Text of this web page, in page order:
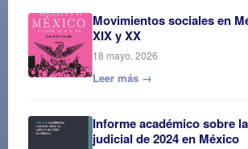
Movimientos sociales en
XIX y XX
18 mayo, 2026
Leer más →
Informe académico sobre
judicial de 2024 en México